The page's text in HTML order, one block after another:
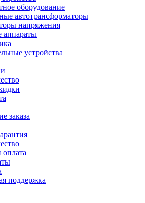
оборудование
автотрансформаторы
напряжения
аппараты
устройства
заказа
оплата
поддержка